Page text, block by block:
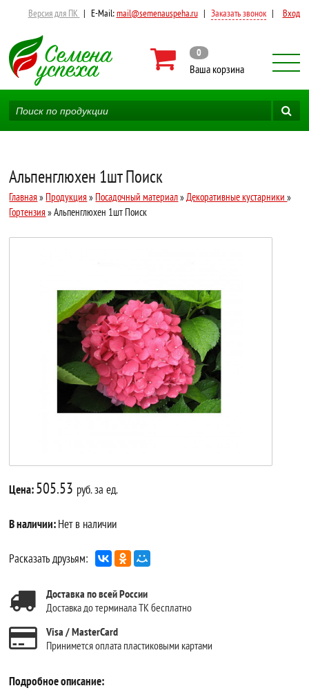
Версия для ПК | E-Mail:mail@semenauspeha.ru | Заказать звонок | Вход
0
Ваша корзина
Альпенглюхен 1шт Поиск
Главная » Продукция » Посадочный материал» Декоративные кустарники»
Гортензия » Альпенглюхен 1шт Поиск
Цена:505.53 руб. за ед.
В наличии:Нет в наличии
Расказать друзьям:
Доставка по всей России
Доставка до терминала ТК бесплатно
Visa / MasterCard
Принимется оплата пластиковыми картами
Подробное описание: